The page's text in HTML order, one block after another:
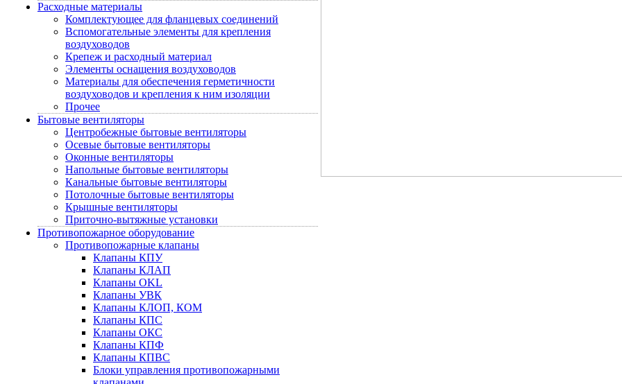
Расходные материалы
Комплектующее для фланцевых соединений
Вспомогательные элементы для крепления
воздуховодов
Крепеж и расходный материал
Элементы оснащения воздуховодов
Материалы для обеспечения герметичности
воздуховодов и крепления к ним изоляции
Прочее
Бытовые вентиляторы
Центробежные бытовые вентиляторы
Осевые бытовые вентиляторы
Оконные вентиляторы
Напольные бытовые вентиляторы
Канальные бытовые вентиляторы
Потолочные бытовые вентиляторы
Крышные вентиляторы
Приточно-вытяжные установки
Противопожарное оборудование
Противопожарные клапаны
Клапаны КПУ
Клапаны КЛАП
Клапаны OKL
Клапаны УВК
Клапаны КЛОП, КОМ
Клапаны КПС
Клапаны ОКС
Клапаны КПФ
Клапаны КПВС
Блоки управления противопожарными